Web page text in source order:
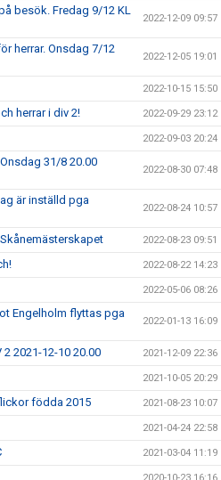
besök. Fredag 9/12 KL
2022-12-09 09:57
herrar. Onsdag 7/12
2022-12-05 19:01
2022-10-15 15:50
herrar i div 2! 2022-09-29 23:12
2022-09-03 20:24
31/8 20.00
2022-08-30 07:48
är inställd pga
2022-08-24 10:57
2022-08-23 09:51
2022-08-22 14:23
2022-05-06 08:26
Engelholm flyttas pga
2022-01-13 16:09
2021-12-10 20.00 2021-12-09 22:36
2021-10-05 20:29
födda 2015 2021-08-23 10:07
2021-04-24 22:58
2021-03-04 11:19
2020-10-23 16:16